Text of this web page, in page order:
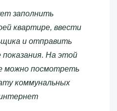
заполнить
квартире, ввести
и отправить
На этой
можно посмотреть
коммунальных
интернет